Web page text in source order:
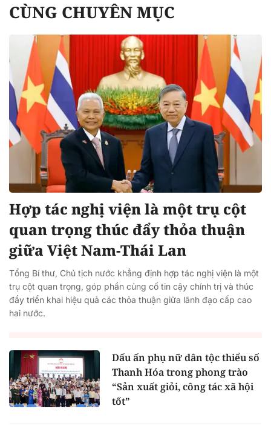
CÙNG CHUYÊN MỤC
Hợp tác nghị viện là một trụ cột
quan trọng thúc đẩy thỏa thuận
giữa Việt Nam-Thái Lan
Tổng Bí thư, Chủ tịch nước khẳng định hợp tác nghị viện là một
trụ cột quan trọng, góp phần củng cố tin cậy chính trị và thúc
đẩy triển khai hiệu quả các thỏa thuận giữa lãnh đạo cấp cao
hai nước.
Dấu ấn phụ nữ dân tộc thiểu số
Thanh Hóa trong phong trào
“Sản xuất giỏi, công tác xã hội
tốt”